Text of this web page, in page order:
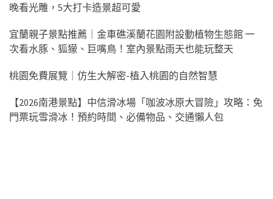
晚看光雕，5大打卡造景超可愛
宜蘭親子景點推薦｜金車礁溪蘭花園附設動植物生態館 一
次看水豚、狐獴、巨嘴鳥！室內景點雨天也能玩整天
桃園免費展覽｜仿生大解密-植入桃園的自然智慧
【2026南港景點】中信滑冰場「咖波冰原大冒險」攻略：免
門票玩雪滑冰！預約時間、必備物品、交通懶人包